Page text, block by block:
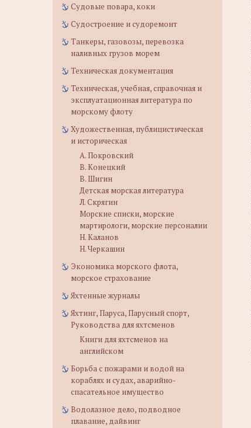
Судовые повара, коки
Судостроение и судоремонт
Танкеры, газовозы, перевозка
наливных грузов морем
Техническая документация
Техническая, учебная, справочная и
эксплуатационная литература по
морскому флоту
Художественная, публицистическая
и историческая
А. Покровский
В. Конецкий
В. Шигин
Детская морская литература
Л. Скрягин
Морские списки, морские
мартирологи, морские персоналии
Н. Каланов
Н. Черкашин
Экономика морского флота,
морское страхование
Яхтенные журналы
Яхтинг, Паруса, Парусный спорт,
Руководства для яхтсменов
Книги для яхтсменов на
английском
Борьба с пожарами и водой на
кораблях и судах, аварийно-
спасательное имущество
Водолазное дело, подводное
плавание, дайвинг